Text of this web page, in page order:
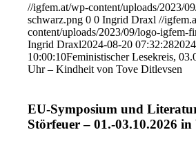
//igfem.at/wp-content/uploads/2023/
schwarz.png 0 0 Ingrid Draxl //
content/uploads/2023/09/logo-igfem-
Ingrid Draxl2024-08-20 07:32:28
10:00:10Feministischer Lesekreis,
Uhr – Kindheit von Tove Ditlevsen
EU-Symposium und
Störfeuer – 01.-03.10.2026 in